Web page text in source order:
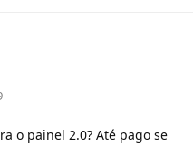
o painel 2.0? Até pago se